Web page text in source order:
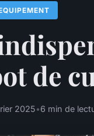
de
2025•6 min de